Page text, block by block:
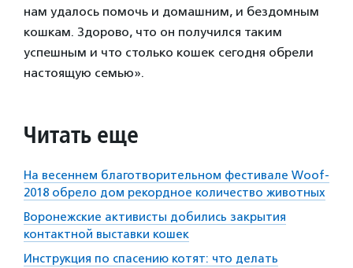
нам удалось помочь и домашним, и бездомным
кошкам. Здорово, что он получился таким
успешным и что столько кошек сегодня обрели
настоящую семью».
Читать еще
На весеннем благотворительном фестивале Woof-
2018 обрело дом рекордное количество животных
Воронежские активисты добились закрытия
контактной выставки кошек
Инструкция по спасению котят: что делать